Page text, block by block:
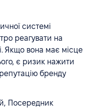
системі
реагувати на
Якщо вона має місце
є ризик нажити
бренду
Посередник